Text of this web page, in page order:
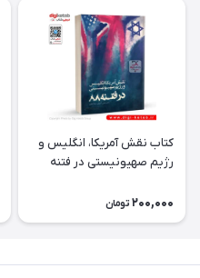
کتاب نقش آمریكا، انگلیس و
رژیم صهیونیستی در فتنه
200,000 تومان